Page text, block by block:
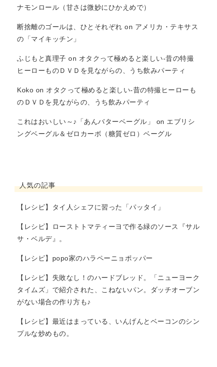
ナモンロール（甘さは微妙にひかえめで）
断捨離のゴールは、ひとそれぞれ on アメリカ・テキサス
の「マイキッチン」
ふじもと真理子 on オタクって極めると楽しい-昔の特撮
ヒーローものＤＶＤを見ながらの、うち飲みパーティ
Koko on オタクって極めると楽しい-昔の特撮ヒーローも
のＤＶＤを見ながらの、うち飲みパーティ
これはおいしい～♪「あんバターベーグル」 on エブリシ
ングベーグル＆ゼロカーボ（糖質ゼロ）ベーグル
人気の記事
【レシピ】タイ人シェフに習った「パッタイ」
【レシピ】ローストトマティーヨで作る緑のソース『サル
サ・ベルデ』。
【レシピ】popo家のハラペーニョポッパー
【レシピ】失敗なし！のハードブレッド。「ニューヨーク
タイムズ」で紹介された、こねないパン。ダッチオーブン
がない場合の作り方も♪
【レシピ】最近はまっている、いんげんとベーコンのシン
プルな炒めもの。